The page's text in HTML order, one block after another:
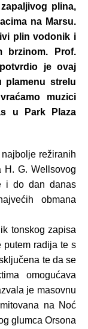
plina,
na Marsu.
plin vodonik i
brzinom. Prof.
je ovaj
plamenu strelu
muzici
u Park Plaza
režiranih
H. G. Wellsovog
i do dan danas
obmana
tonskog zapisa
putem radija te s
te da se
omogućava
je masovnu
na Noć
glumca Orsona